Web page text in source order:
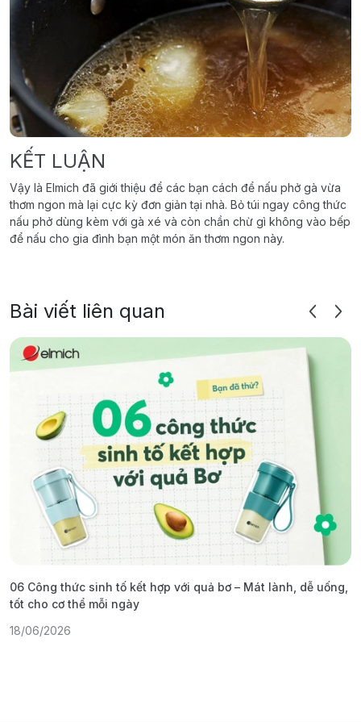
KẾT LUẬN
Vậy là Elmich đã giới thiệu để các bạn cách để nấu phở gà vừa
thơm ngon mà lại cực kỳ đơn giản tại nhà. Bỏ túi ngay công thức
nấu phở dùng kèm với gà xé và còn chần chừ gì không vào bếp
để nấu cho gia đình bạn một món ăn thơm ngon này.
Bài viết liên quan
06 Công thức sinh tố kết hợp với quả bơ – Mát lành, dễ uống,
tốt cho cơ thể mỗi ngày
18/06/2026